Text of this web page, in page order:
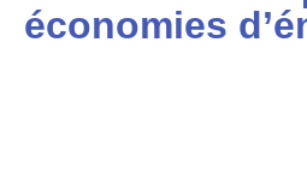
économies